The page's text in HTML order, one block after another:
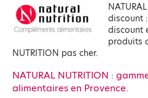
discount
discount
produits
NUTRITION pas cher.
NATURAL NUTRITION :
alimentaires en Provence.